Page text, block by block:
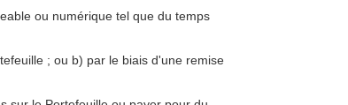
ou numérique tel que du temps
; ou b) par le biais d'une remise